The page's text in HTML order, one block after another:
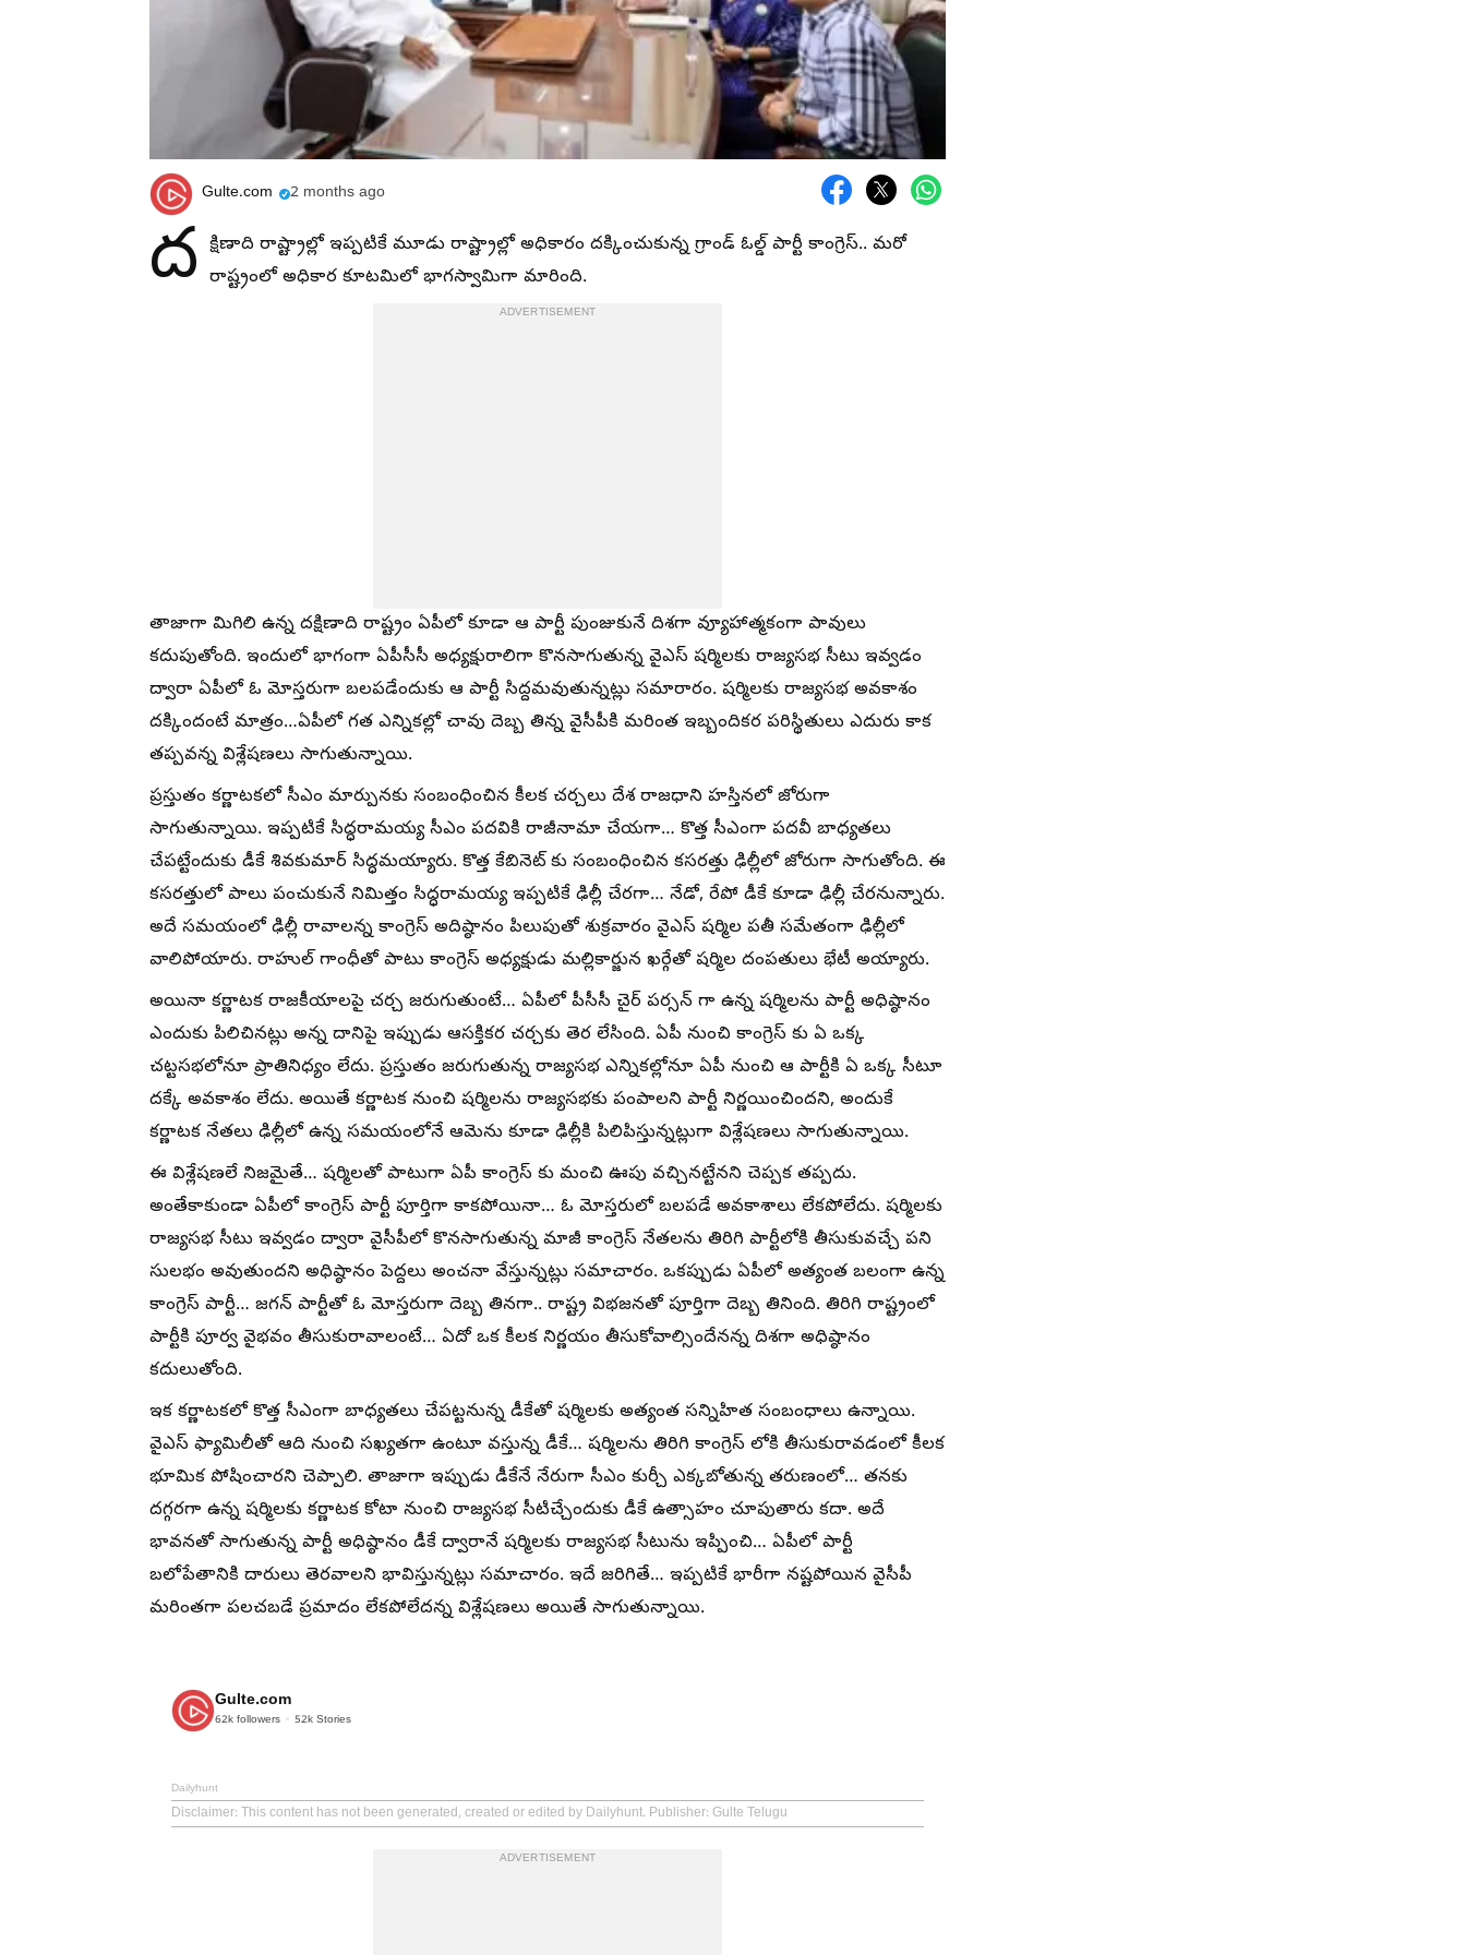
Gulte.com 2 months ago
ద క్షిణాది రాష్ట్రాల్లో ఇప్పటికే మూడు రాష్ట్రాల్లో అధికారం దక్కించుకున్న గ్రాండ్ ఓల్డ్ పార్టీ కాంగ్రెస్.. మరో
రాష్ట్రంలో అధికార కూటమిలో భాగస్వామిగా మారింది.
ADVERTISEMENT
తాజాగా మిగిలి ఉన్న దక్షిణాది రాష్ట్రం ఏపీలో కూడా ఆ పార్టీ పుంజుకునే దిశగా వ్యూహాత్మకంగా పావులు
కదుపుతోంది. ఇందులో భాగంగా ఏపీసీసీ అధ్యక్షురాలిగా కొనసాగుతున్న వైఎస్ షర్మిలకు రాజ్యసభ సీటు ఇవ్వడం
ద్వారా ఏపీలో ఓ మోస్తరుగా బలపడేందుకు ఆ పార్టీ సిద్దమవుతున్నట్లు సమారారం. షర్మిలకు రాజ్యసభ అవకాశం
దక్కిందంటే మాత్రం…ఏపీలో గత ఎన్నికల్లో చావు దెబ్బ తిన్న వైసీపీకి మరింత ఇబ్బందికర పరిస్థితులు ఎదురు కాక
తప్పవన్న విశ్లేషణలు సాగుతున్నాయి.
ప్రస్తుతం కర్ణాటకలో సీఎం మార్పునకు సంబంధించిన కీలక చర్చలు దేశ రాజధాని హస్తినలో జోరుగా
సాగుతున్నాయి. ఇప్పటికే సిద్ధరామయ్య సీఎం పదవికి రాజీనామా చేయగా… కొత్త సీఎంగా పదవీ బాధ్యతలు
చేపట్టేందుకు డీకే శివకుమార్ సిద్ధమయ్యారు. కొత్త కేబినెట్ కు సంబంధించిన కసరత్తు ఢిల్లీలో జోరుగా సాగుతోంది. ఈ
కసరత్తులో పాలు పంచుకునే నిమిత్తం సిద్ధరామయ్య ఇప్పటికే ఢిల్లీ చేరగా… నేడో, రేపో డీకే కూడా ఢిల్లీ చేరనున్నారు.
అదే సమయంలో ఢిల్లీ రావాలన్న కాంగ్రెస్ అదిష్ఠానం పిలుపుతో శుక్రవారం వైఎస్ షర్మిల పతీ సమేతంగా ఢిల్లీలో
వాలిపోయారు. రాహుల్ గాంధీతో పాటు కాంగ్రెస్ అధ్యక్షుడు మల్లికార్జున ఖర్గేతో షర్మిల దంపతులు భేటీ అయ్యారు.
అయినా కర్ణాటక రాజకీయాలపై చర్చ జరుగుతుంటే… ఏపీలో పీసీసీ చైర్ పర్సన్ గా ఉన్న షర్మిలను పార్టీ అధిష్ఠానం
ఎందుకు పిలిచినట్లు అన్న దానిపై ఇప్పుడు ఆసక్తికర చర్చకు తెర లేసింది. ఏపీ నుంచి కాంగ్రెస్ కు ఏ ఒక్క
చట్టసభలోనూ ప్రాతినిధ్యం లేదు. ప్రస్తుతం జరుగుతున్న రాజ్యసభ ఎన్నికల్లోనూ ఏపీ నుంచి ఆ పార్టీకి ఏ ఒక్క సీటూ
దక్కే అవకాశం లేదు. అయితే కర్ణాటక నుంచి షర్మిలను రాజ్యసభకు పంపాలని పార్టీ నిర్ణయించిందని, అందుకే
కర్ణాటక నేతలు ఢిల్లీలో ఉన్న సమయంలోనే ఆమెను కూడా ఢిల్లీకి పిలిపిస్తున్నట్లుగా విశ్లేషణలు సాగుతున్నాయి.
ఈ విశ్లేషణలే నిజమైతే… షర్మిలతో పాటుగా ఏపీ కాంగ్రెస్ కు మంచి ఊపు వచ్చినట్టేనని చెప్పక తప్పదు.
అంతేకాకుండా ఏపీలో కాంగ్రెస్ పార్టీ పూర్తిగా కాకపోయినా… ఓ మోస్తరులో బలపడే అవకాశాలు లేకపోలేదు. షర్మిలకు
రాజ్యసభ సీటు ఇవ్వడం ద్వారా వైసీపీలో కొనసాగుతున్న మాజీ కాంగ్రెస్ నేతలను తిరిగి పార్టీలోకి తీసుకువచ్చే పని
సులభం అవుతుందని అధిష్ఠానం పెద్దలు అంచనా వేస్తున్నట్లు సమాచారం. ఒకప్పుడు ఏపీలో అత్యంత బలంగా ఉన్న
కాంగ్రెస్ పార్టీ… జగన్ పార్టీతో ఓ మోస్తరుగా దెబ్బ తినగా.. రాష్ట్ర విభజనతో పూర్తిగా దెబ్బ తినింది. తిరిగి రాష్ట్రంలో
పార్టీకి పూర్వ వైభవం తీసుకురావాలంటే… ఏదో ఒక కీలక నిర్ణయం తీసుకోవాల్సిందేనన్న దిశగా అధిష్ఠానం
కదులుతోంది.
ఇక కర్ణాటకలో కొత్త సీఎంగా బాధ్యతలు చేపట్టనున్న డీకేతో షర్మిలకు అత్యంత సన్నిహిత సంబంధాలు ఉన్నాయి.
వైఎస్ ఫ్యామిలీతో ఆది నుంచి సఖ్యతగా ఉంటూ వస్తున్న డీకే… షర్మిలను తిరిగి కాంగ్రెస్ లోకి తీసుకురావడంలో కీలక
భూమిక పోషించారని చెప్పాలి. తాజాగా ఇప్పుడు డీకేనే నేరుగా సీఎం కుర్చీ ఎక్కబోతున్న తరుణంలో… తనకు
దగ్గరగా ఉన్న షర్మిలకు కర్ణాటక కోటా నుంచి రాజ్యసభ సీటిచ్చేందుకు డీకే ఉత్సాహం చూపుతారు కదా. అదే
భావనతో సాగుతున్న పార్టీ అధిష్ఠానం డీకే ద్వారానే షర్మిలకు రాజ్యసభ సీటును ఇప్పించి… ఏపీలో పార్టీ
బలోపేతానికి దారులు తెరవాలని భావిస్తున్నట్లు సమాచారం. ఇదే జరిగితే… ఇప్పటికే భారీగా నష్టపోయిన వైసీపీ
మరింతగా పలచబడే ప్రమాదం లేకపోలేదన్న విశ్లేషణలు అయితే సాగుతున్నాయి.
Gulte.com
62k followers 52k Stories
Dailyhunt
Disclaimer: This content has not been generated, created or edited by Dailyhunt. Publisher: Gulte Telugu
ADVERTISEMENT